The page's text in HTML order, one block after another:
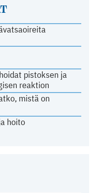
pistoksen ja
reaktion
mistä on
hoito